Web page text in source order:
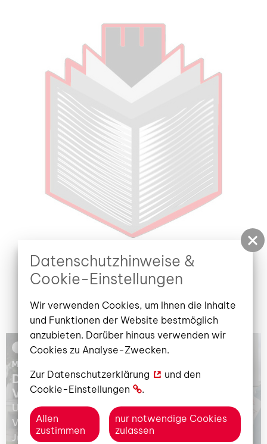
AKTUELLES
MONTAG, 20. JULI 2026
Der Ticketverkauf für unser 2.
Veranstaltungshalbjahr hat begonnen!
Unsere Programmbroschüre ist erhältlich. 33
Veranstaltungen mit 56 Terminen für Kinder,
Jugendliche oder Erwachsene können gebucht
Datenschutzhinweise &
Cookie-Einstellungen
Wir verwenden Cookies, um Ihnen die Inhalte
und Funktionen der Website bestmöglich
anzubieten. Darüber hinaus verwenden wir
Cookies zu Analyse-Zwecken.
Zur Datenschutzerklärung
und den
Cookie-Einstellungen
.
Allen
zustimmen
nur notwendige Cookies
zulassen